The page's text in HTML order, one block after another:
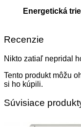
Energetická
Recenzie
Nikto zatiaľ nepridal
Tento produkt môžu
si ho kúpili.
Súvisiace